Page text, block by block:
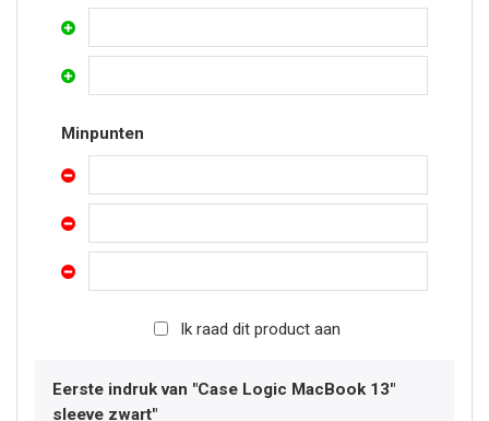
Minpunten
Ik raad dit product aan
Eerste indruk van "Case Logic MacBook 13"
sleeve zwart"